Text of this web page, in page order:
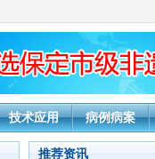
技术应用 病例病案
推荐资讯